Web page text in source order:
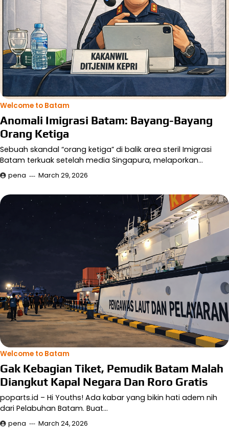
Welcome to Batam
Anomali Imigrasi Batam: Bayang-Bayang
Orang Ketiga
Sebuah skandal “orang ketiga” di balik area steril Imigrasi
Batam terkuak setelah media Singapura, melaporkan…
pena March 29, 2026
Welcome to Batam
Gak Kebagian Tiket, Pemudik Batam Malah
Diangkut Kapal Negara Dan Roro Gratis
poparts.id – Hi Youths! Ada kabar yang bikin hati adem nih
dari Pelabuhan Batam. Buat…
pena March 24, 2026